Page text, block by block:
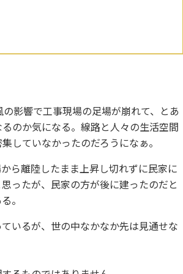
影響で工事現場の足場が崩れて、とあ
のか気になる。線路と人々の生活空間
していなかったのだろうになぁ。
ら離陸したまま上昇し切れずに民家に
ったが、民家の方が後に建ったのだと
。
いるが、世の中なかなか先は見通せな